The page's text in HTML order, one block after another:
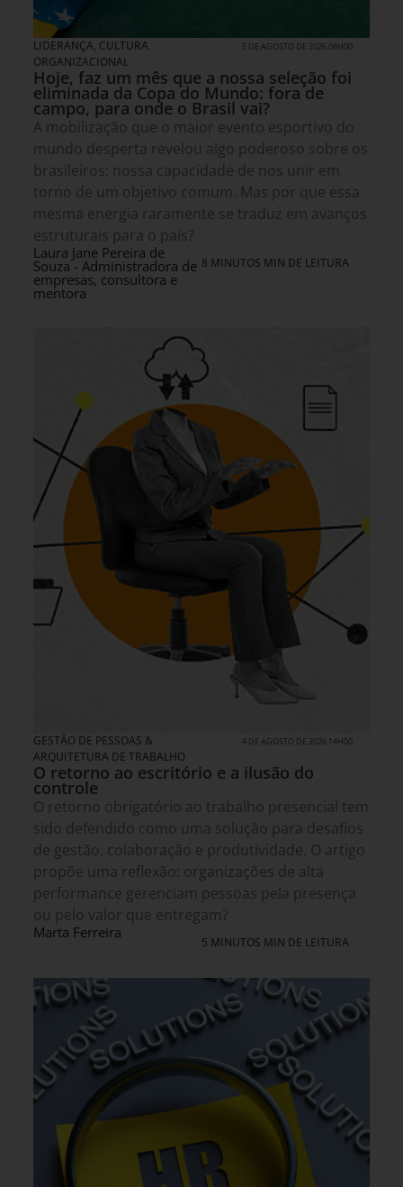
LIDERANÇA, CULTURA
ORGANIZACIONAL
5 DE AGOSTO DE 2026 08H00
Hoje, faz um mês que a nossa seleção foi
eliminada da Copa do Mundo: fora de
campo, para onde o Brasil vai?
A mobilização que o maior evento esportivo do
mundo desperta revelou algo poderoso sobre os
brasileiros: nossa capacidade de nos unir em
torno de um objetivo comum. Mas por que essa
mesma energia raramente se traduz em avanços
estruturais para o país?
Laura Jane Pereira de
Souza - Administradora de
empresas, consultora e
mentora
8 MINUTOS MIN DE LEITURA
GESTÃO DE PESSOAS &
ARQUITETURA DE TRABALHO
4 DE AGOSTO DE 2026 14H00
O retorno ao escritório e a ilusão do
controle
O retorno obrigatório ao trabalho presencial tem
sido defendido como uma solução para desafios
de gestão, colaboração e produtividade. O artigo
propõe uma reflexão: organizações de alta
performance gerenciam pessoas pela presença
ou pelo valor que entregam?
Marta Ferreira
5 MINUTOS MIN DE LEITURA